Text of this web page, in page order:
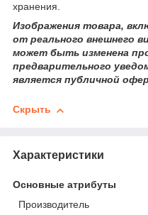
хранения.
Изображения товара,
от реального внешнего
может быть изменена
предварительного
является публичной
Скрыть
Характеристики
Основные атрибуты
Производитель